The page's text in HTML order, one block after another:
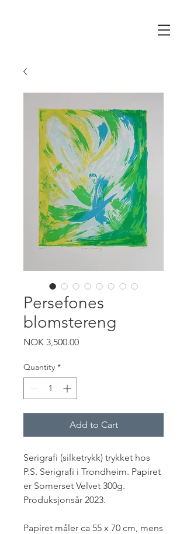
Persefones
blomstereng
NOK 3,500.00Price
Quantity *
Add to Cart
Serigrafi (silketrykk) trykket hos
P.S. Serigrafi i Trondheim. Papiret
er Somerset Velvet 300g.
Produksjonsår 2023.
Papiret måler ca 55 x 70 cm, mens